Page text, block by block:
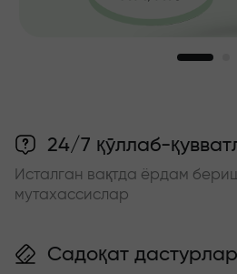
24/7 қўллаб-
Исталган вақтда ёрдам
мутахассислар
Садоқат